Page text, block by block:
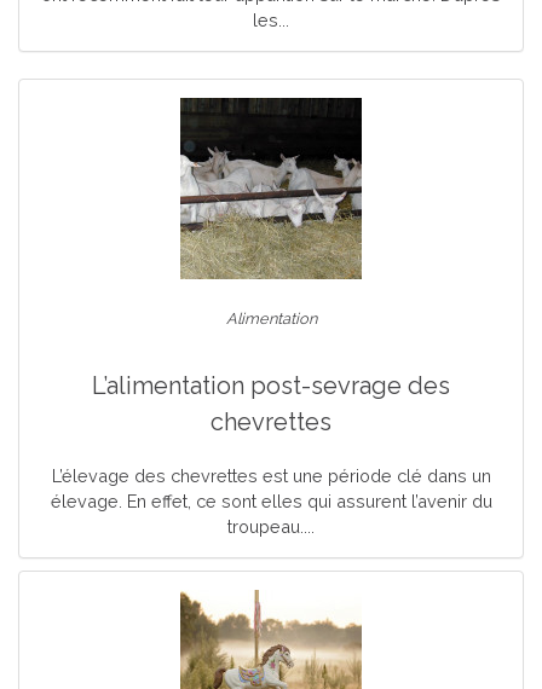
les...
Alimentation
L’alimentation post-sevrage des
chevrettes
L’élevage des chevrettes est une période clé dans un
élevage. En effet, ce sont elles qui assurent l’avenir du
troupeau....